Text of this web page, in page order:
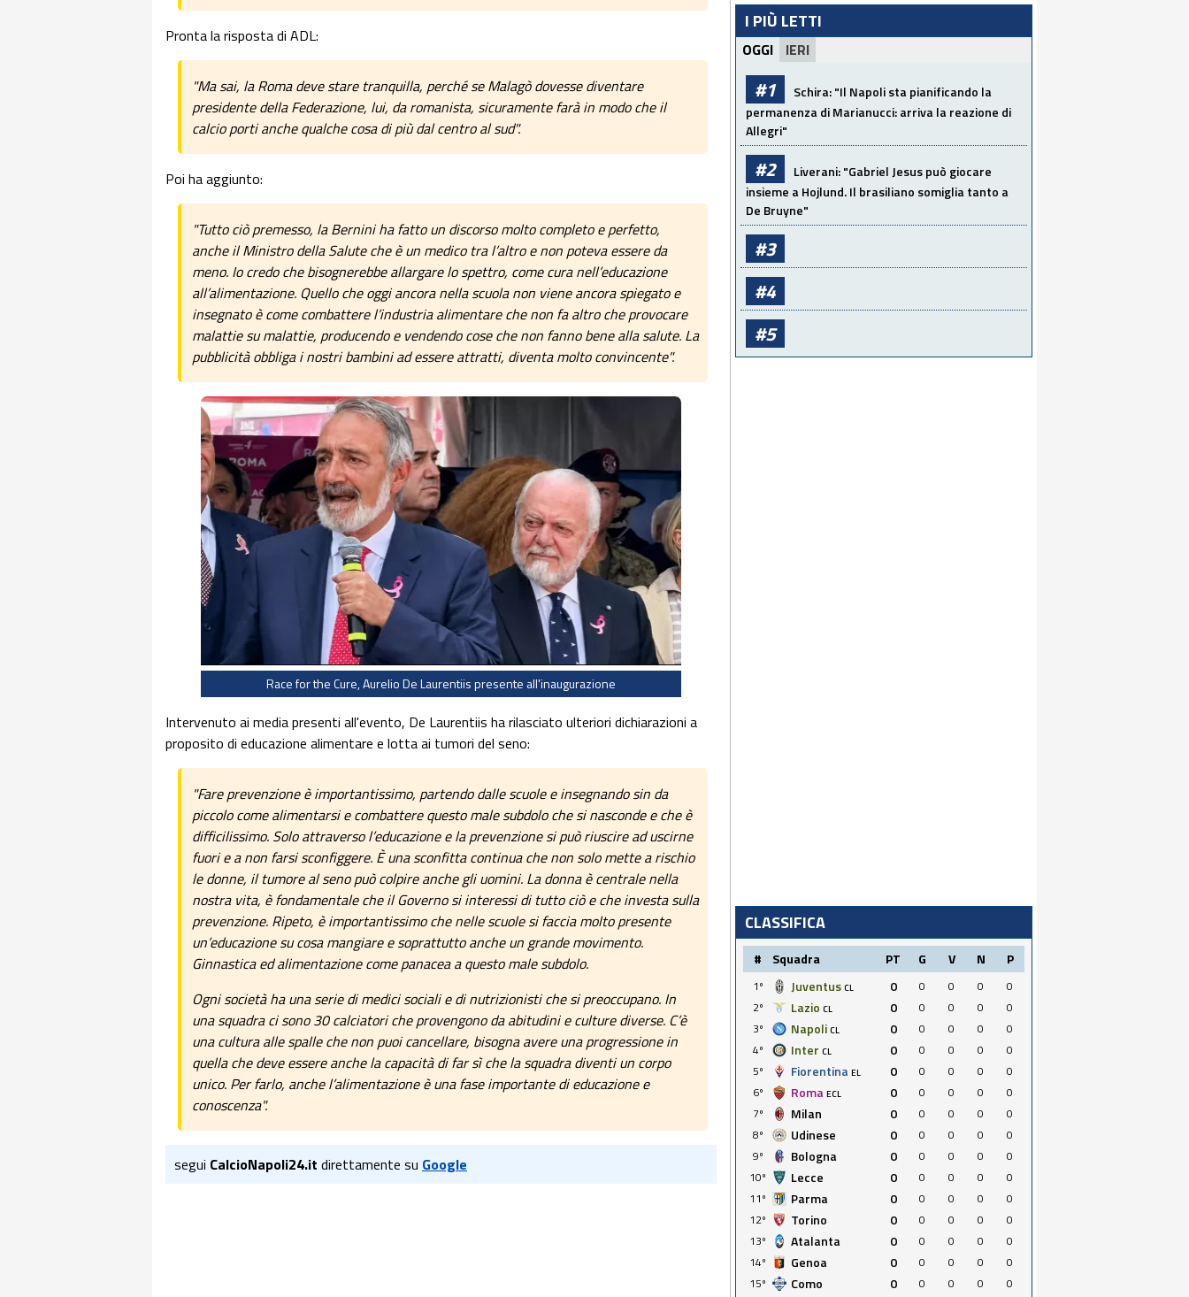
Pronta la risposta di ADL:
"Ma sai, la Roma deve stare tranquilla, perché se Malagò dovesse diventare
presidente della Federazione, lui, da romanista, sicuramente farà in modo che il
calcio porti anche qualche cosa di più dal centro al sud".
Poi ha aggiunto:
"Tutto ciò premesso, la Bernini ha fatto un discorso molto completo e perfetto,
anche il Ministro della Salute che è un medico tra l’altro e non poteva essere da
meno. Io credo che bisognerebbe allargare lo spettro, come cura nell’educazione
all’alimentazione. Quello che oggi ancora nella scuola non viene ancora spiegato e
insegnato è come combattere l’industria alimentare che non fa altro che provocare
malattie su malattie, producendo e vendendo cose che non fanno bene alla salute. La
pubblicità obbliga i nostri bambini ad essere attratti, diventa molto convincente".
Race for the Cure, Aurelio De Laurentiis presente all'inaugurazione
Intervenuto ai media presenti all'evento, De Laurentiis ha rilasciato ulteriori dichiarazioni a
proposito di educazione alimentare e lotta ai tumori del seno:
"Fare prevenzione è importantissimo, partendo dalle scuole e insegnando sin da
piccolo come alimentarsi e combattere questo male subdolo che si nasconde e che è
difficilissimo. Solo attraverso l’educazione e la prevenzione si può riuscire ad uscirne
fuori e a non farsi sconfiggere. È una sconfitta continua che non solo mette a rischio
le donne, il tumore al seno può colpire anche gli uomini. La donna è centrale nella
nostra vita, è fondamentale che il Governo si interessi di tutto ciò e che investa sulla
prevenzione. Ripeto, è importantissimo che nelle scuole si faccia molto presente
un’educazione su cosa mangiare e soprattutto anche un grande movimento.
Ginnastica ed alimentazione come panacea a questo male subdolo.
Ogni società ha una serie di medici sociali e di nutrizionisti che si preoccupano. In
una squadra ci sono 30 calciatori che provengono da abitudini e culture diverse. C’è
una cultura alle spalle che non puoi cancellare, bisogna avere una progressione in
quella che deve essere anche la capacità di far sì che la squadra diventi un corpo
unico. Per farlo, anche l’alimentazione è una fase importante di educazione e
conoscenza".
segui CalcioNapoli24.it direttamente su Google
I PIÙ LETTI
OGGI IERI
#1
Schira: "Il Napoli sta pianificando la
permanenza di Marianucci: arriva la reazione di
Allegri"
#2
Liverani: "Gabriel Jesus può giocare
insieme a Hojlund. Il brasiliano somiglia tanto a
De Bruyne"
#3
#4
#5
CLASSIFICA
# Squadra PT G V N P
1º Juventus CL 0 0 0 0
0
2º
Lazio CL 0 0 0 0
0
3º
Napoli CL 0 0 0 0
0
4º
Inter CL 0 0 0 0
0
5º
Fiorentina EL 0 0 0 0
0
6º
Roma ECL 0 0 0 0
0
7º
Milan 0 0 0 0
0
8º
Udinese 0 0 0 0
0
9º
Bologna 0 0 0 0
0
10º
Lecce 0 0 0 0
0
11º
Parma 0 0 0 0
0
12º
Torino 0 0 0 0
0
13º
Atalanta 0 0 0 0
0
14º
Genoa 0 0 0 0
0
15º
Como 0 0 0 0
0